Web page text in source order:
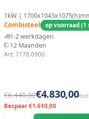
1kW |
Combisteel op voorraad (1
1-2 werkdagen
12 Maanden
Art: 7178.0900
€6.440,00€4.830,00
Bespaar €1.610,00